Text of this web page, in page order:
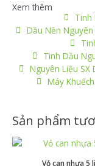
Xem thêm
Tinh
Dầu Nền Nguyên
Tinh Dầu
Nguyên Liệu SX
Máy
Sản phẩm
Vỏ can nhựa 5